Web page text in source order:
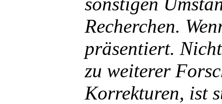
Recherchen.
präsentiert.
zu weiterer
Korrekturen, ist